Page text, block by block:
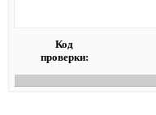
Код
проверки: